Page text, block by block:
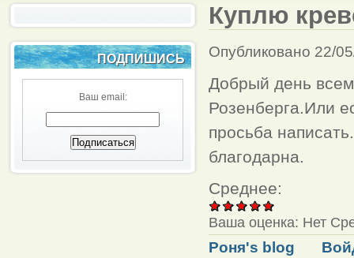
ПОДПИШИСЬ
Ваш email:
Куплю
Опубликовано 22/
Добрый день
Розенберга.Или
просьба
благодарна.
Среднее:
Ваша оценка: Нет
Роня's blog